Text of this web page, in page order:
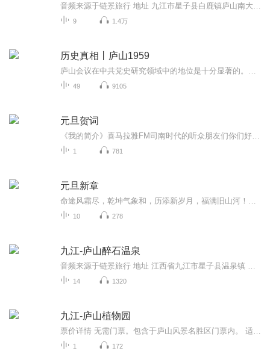
9 1.4万
历史真相丨庐山1959
49 9105
元旦贺词
1 781
元旦新章
10 278
九江-庐山醉石温泉
14 1320
九江-庐山植物园
1 172